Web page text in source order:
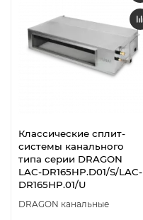
Классические сплит-
системы канального
типа серии DRAGON
LAC-DR165HP.D01/S/LAC-
DR165HP.01/U
DRAGON канальные